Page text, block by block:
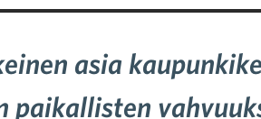
asia
paikallisten